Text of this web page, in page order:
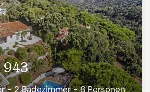
943
- 2 Badezimmer - 8 Personen